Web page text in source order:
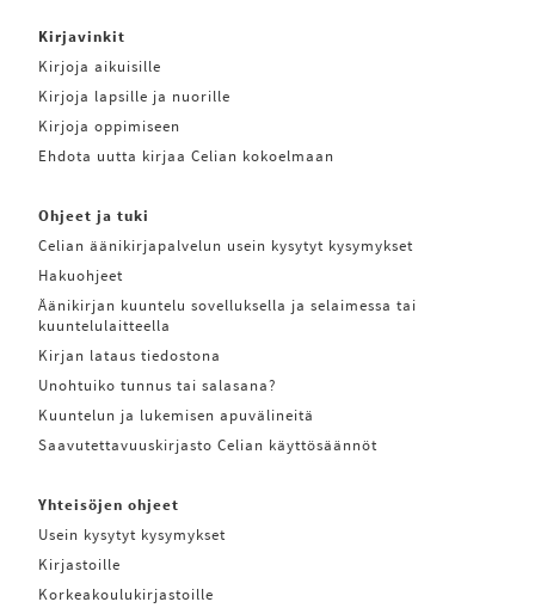
Kirjavinkit
Kirjoja aikuisille
Kirjoja lapsille ja nuorille
Kirjoja oppimiseen
Ehdota uutta kirjaa Celian kokoelmaan
Ohjeet ja tuki
Celian äänikirjapalvelun usein kysytyt kysymykset
Hakuohjeet
Äänikirjan kuuntelu sovelluksella ja selaimessa tai
kuuntelulaitteella
Kirjan lataus tiedostona
Unohtuiko tunnus tai salasana?
Kuuntelun ja lukemisen apuvälineitä
Saavutettavuuskirjasto Celian käyttösäännöt
Yhteisöjen ohjeet
Usein kysytyt kysymykset
Kirjastoille
Korkeakoulukirjastoille